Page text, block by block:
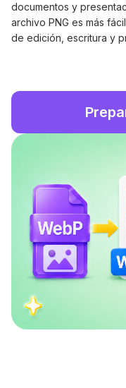
documentos y
archivo PNG es más
de edición, escritura y